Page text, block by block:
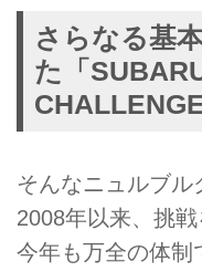
さらなる基
た「
そんなニュルブル
2008年以来、挑戦
今年も万全の体制